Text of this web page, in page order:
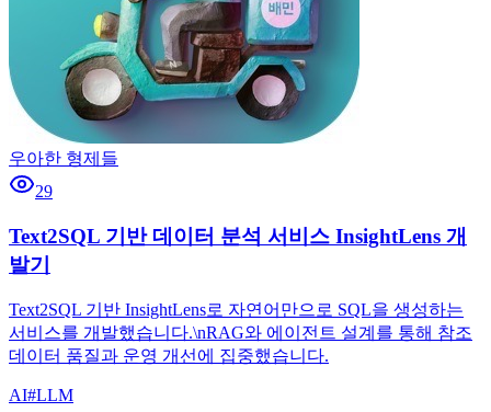
우아한 형제들
29
Text2SQL 기반 데이터 분석 서비스 InsightLens 개
발기
Text2SQL 기반 InsightLens로 자연어만으로 SQL을 생성하는
서비스를 개발했습니다.\nRAG와 에이전트 설계를 통해 참조
데이터 품질과 운영 개선에 집중했습니다.
AI#LLM